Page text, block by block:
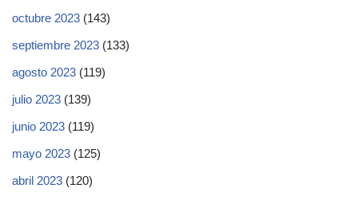
octubre 2023 (143)
septiembre 2023 (133)
agosto 2023 (119)
julio 2023 (139)
junio 2023 (119)
mayo 2023 (125)
abril 2023 (120)